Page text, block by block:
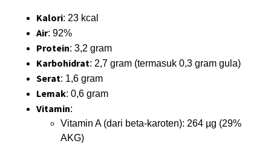
Kalori: 23 kcal
Air: 92%
Protein: 3,2 gram
Karbohidrat: 2,7 gram (termasuk 0,3 gram gula)
Serat: 1,6 gram
Lemak: 0,6 gram
Vitamin:
Vitamin A (dari beta-karoten): 264 µg (29%
AKG)